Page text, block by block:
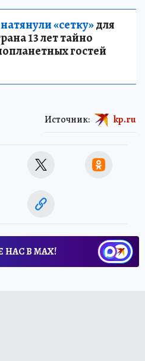
«сетку»для
13 лет тайно
гостей
Источник: kp.ru
НАС В МАХ!